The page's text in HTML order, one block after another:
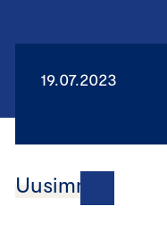
19.07.2023
Uusimmat